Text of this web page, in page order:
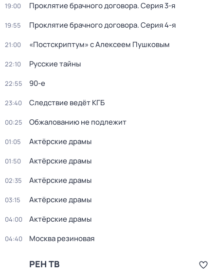
19:00 Проклятие брачного договора. Серия 3-я
19:55 Проклятие брачного договора. Серия 4-я
21:00 «Постскриптум» с Алексеем Пушковым
22:10 Русские тайны
22:55 90-е
23:40 Следствие ведёт КГБ
00:25 Обжалованию не подлежит
01:05 Актёрские драмы
01:50 Актёрские драмы
02:35 Актёрские драмы
03:15 Актёрские драмы
04:00 Актёрские драмы
04:40 Москва резиновая
РЕН ТВ